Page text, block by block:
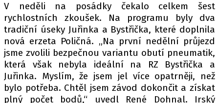
V neděli na posádky čekalo celkem šest
rychlostních zkoušek. Na programu byly dva
tradiční úseky Juřinka a Bystřička, které doplnila
nová erzeta Poličná. „Na první nedělní průjezd
jsme zvolili bezpečnou variantu obutí pneumatik,
která však nebyla ideální na RZ Bystřička a
Juřinka. Myslím, že jsem jel více opatrněji, než
bylo potřeba. Chtěl jsem závod dokončit a získat
plný počet bodů,“ uvedl René Dohnal. Irský